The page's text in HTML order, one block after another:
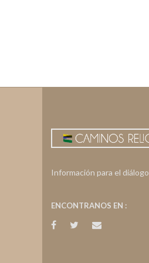
Información para el diálogo
ENCONTRANOS EN :